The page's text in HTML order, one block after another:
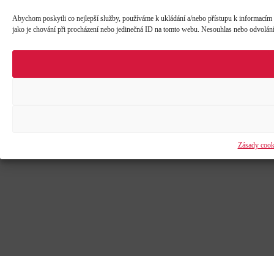
Abychom poskytli co nejlepší služby, používáme k ukládání a/nebo přístupu k
jako je chování při procházení nebo jedinečná ID na tomto webu. Nesouhlas nebo
Zásady